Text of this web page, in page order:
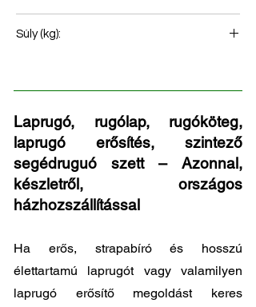
Súly (kg):
Laprugó, rugólap, rugóköteg,
laprugó erősítés, szintező
segédruguó szett – Azonnal,
készletről, országos
házhozszállítással
Ha erős, strapabíró és hosszú
élettartamú laprugót vagy valamilyen
laprugó erősítő megoldást keres